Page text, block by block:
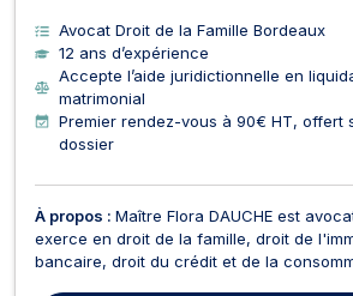
Avocat Droit de la Famille Bordeaux
12 ans d’expérience
Accepte l’aide juridictionnelle en
matrimonial
Premier rendez-vous à 90€ HT, offert
dossier
À propos : Maître Flora DAUCHE est
exerce en droit de la famille, droit de
bancaire, droit du crédit et de la